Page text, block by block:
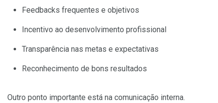
Feedbacks frequentes e objetivos
Incentivo ao desenvolvimento profissional
Transparência nas metas e expectativas
Reconhecimento de bons resultados
Outro ponto importante está na comunicação interna.